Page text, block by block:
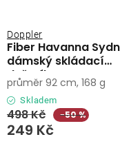
Fiber Havanna
dámský skládací
deštník
Doppler
Skladem
249 Kč
498 Kč −50 %
průměr 92 cm, 168 g